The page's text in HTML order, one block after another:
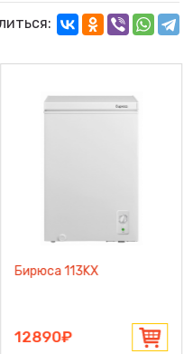
Бирюса 113KX
12890₽